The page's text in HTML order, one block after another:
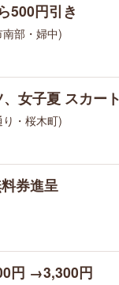
500円引き
部・婦中)
女子夏 スカー
・桜木町)
券進呈
円 →3,300円